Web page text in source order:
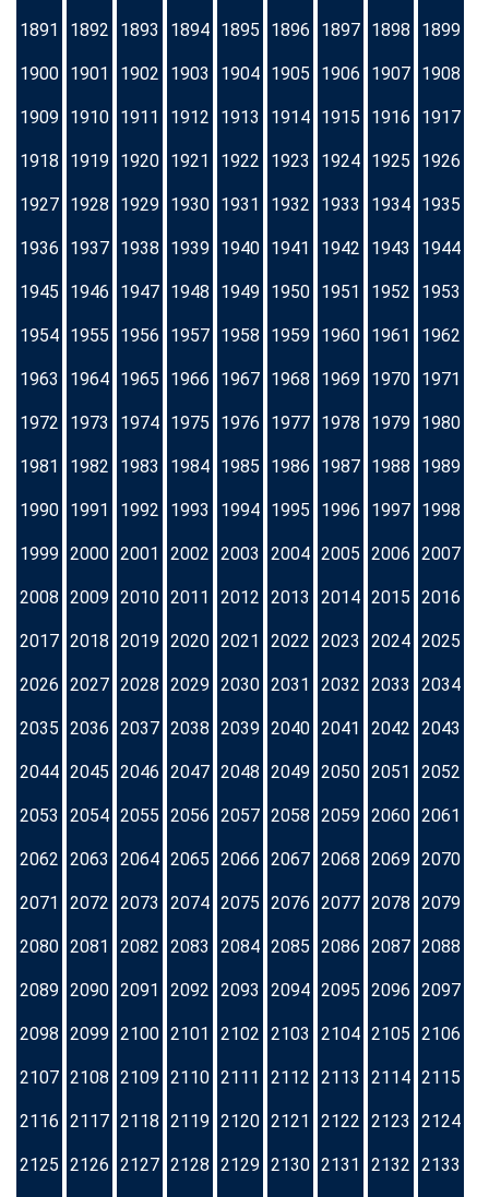
1891 1892 1893 1894 1895 1896 1897 1898 1899
1900 1901 1902 1903 1904 1905 1906 1907 1908
1909 1910 1911 1912 1913 1914 1915 1916 1917
1918 1919 1920 1921 1922 1923 1924 1925 1926
1927 1928 1929 1930 1931 1932 1933 1934 1935
1936 1937 1938 1939 1940 1941 1942 1943 1944
1945 1946 1947 1948 1949 1950 1951 1952 1953
1954 1955 1956 1957 1958 1959 1960 1961 1962
1963 1964 1965 1966 1967 1968 1969 1970 1971
1972 1973 1974 1975 1976 1977 1978 1979 1980
1981 1982 1983 1984 1985 1986 1987 1988 1989
1990 1991 1992 1993 1994 1995 1996 1997 1998
1999 2000 2001 2002 2003 2004 2005 2006 2007
2008 2009 2010 2011 2012 2013 2014 2015 2016
2017 2018 2019 2020 2021 2022 2023 2024 2025
2026 2027 2028 2029 2030 2031 2032 2033 2034
2035 2036 2037 2038 2039 2040 2041 2042 2043
2044 2045 2046 2047 2048 2049 2050 2051 2052
2053 2054 2055 2056 2057 2058 2059 2060 2061
2062 2063 2064 2065 2066 2067 2068 2069 2070
2071 2072 2073 2074 2075 2076 2077 2078 2079
2080 2081 2082 2083 2084 2085 2086 2087 2088
2089 2090 2091 2092 2093 2094 2095 2096 2097
2098 2099 2100 2101 2102 2103 2104 2105 2106
2107 2108 2109 2110 2111 2112 2113 2114 2115
2116 2117 2118 2119 2120 2121 2122 2123 2124
2125 2126 2127 2128 2129 2130 2131 2132 2133